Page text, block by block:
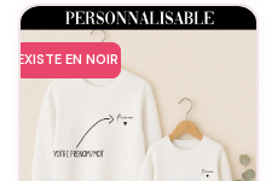
EXISTE EN NOIR